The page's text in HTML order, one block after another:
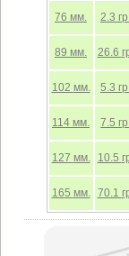
76 мм. 2.3 гр.
89 мм. 26.6
102 мм. 5.3 гр.
114 мм. 7.5 гр.
127 мм. 10.5
165 мм. 70.1